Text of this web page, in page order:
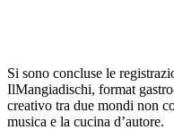
Si sono concluse le
IlMangiadischi, format
creativo tra due mondi non
musica e la cucina d’autore.